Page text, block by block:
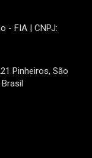
- FIA | CNPJ:
Pinheiros, São